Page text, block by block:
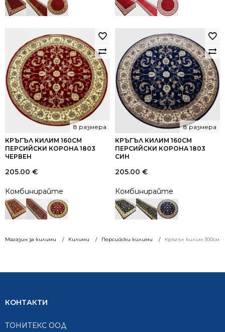
Магазин за килими Килими Персийски килими Кръгъл килим 300см
КРЪГЪЛ КИЛИМ 160СМ
ПЕРСИЙСКИ КОРОНА 1803
ЧЕРВЕН
8 размера
205.00 €
Комбинирайте
КРЪГЪЛ КИЛИМ 160СМ
ПЕРСИЙСКИ КОРОНА 1803
СИН
8 размера
205.00 €
Комбинирайте
КОНТАКТИ
ТОНИТЕКС ООД